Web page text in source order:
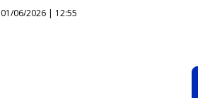
01/06/2026 | 12:55